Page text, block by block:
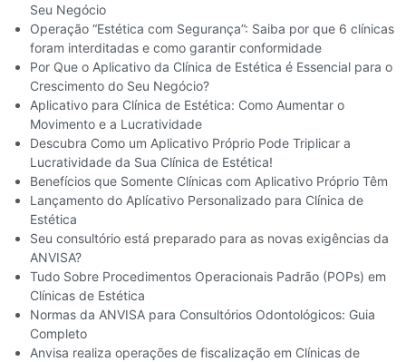
Seu Negócio
Operação “Estética com Segurança”: Saiba por que 6 clínicas
foram interditadas e como garantir conformidade
Por Que o Aplicativo da Clínica de Estética é Essencial para o
Crescimento do Seu Negócio?
Aplicativo para Clínica de Estética: Como Aumentar o
Movimento e a Lucratividade
Descubra Como um Aplicativo Próprio Pode Triplicar a
Lucratividade da Sua Clínica de Estética!
Benefícios que Somente Clínicas com Aplicativo Próprio Têm
Lançamento do Aplícativo Personalizado para Clínica de
Estética
Seu consultório está preparado para as novas exigências da
ANVISA?
Tudo Sobre Procedimentos Operacionais Padrão (POPs) em
Clínicas de Estética
Normas da ANVISA para Consultórios Odontológicos: Guia
Completo
Anvisa realiza operações de fiscalização em Clínicas de